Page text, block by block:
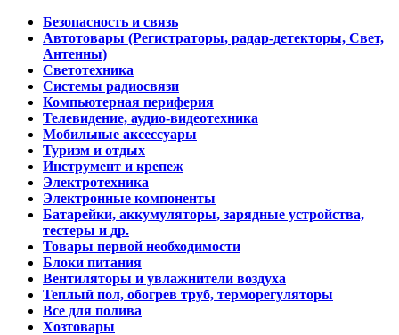
Безопасность и связь
Автотовары (Регистраторы, радар-детекторы, Свет,
Антенны)
Светотехника
Системы радиосвязи
Компьютерная периферия
Телевидение, аудио-видеотехника
Мобильные аксессуары
Туризм и отдых
Инструмент и крепеж
Электротехника
Электронные компоненты
Батарейки, аккумуляторы, зарядные устройства,
тестеры и др.
Товары первой необходимости
Блоки питания
Вентиляторы и увлажнители воздуха
Теплый пол, обогрев труб, терморегуляторы
Все для полива
Хозтовары